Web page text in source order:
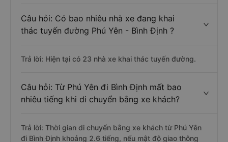
Câu hỏi: Có bao nhiêu nhà xe đang khai
thác tuyến đường Phú Yên - Bình Định ?
Trả lời: Hiện tại có 23 nhà xe khai thác tuyến đường.
Câu hỏi: Từ Phú Yên đi Bình Định mất bao
nhiêu tiếng khi di chuyển bằng xe khách?
Trả lời: Thời gian di chuyển bằng xe khách từ Phú Yên
đi Bình Định khoảng 2.6 tiếng, nếu mật độ giao thông